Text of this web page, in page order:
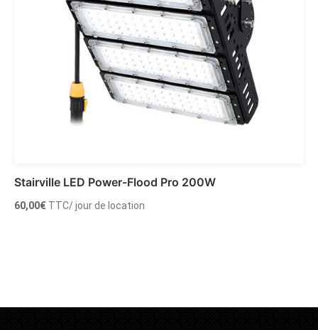
Stairville LED Power-Flood Pro 200W
60,00€ TTC/ jour de location